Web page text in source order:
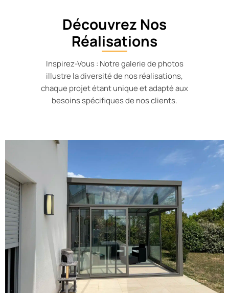
Découvrez Nos
Réalisations
Inspirez-Vous : Notre galerie de photos
illustre la diversité de nos réalisations,
chaque projet étant unique et adapté aux
besoins spécifiques de nos clients.
Installation d’une Véranda Luciole
Épine à Charly